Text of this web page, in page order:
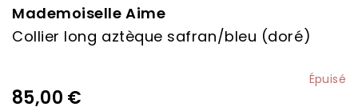
Mademoiselle Aime
Collier long aztèque safran/bleu (doré)
Épuisé
85,00 €
the
beginning
of